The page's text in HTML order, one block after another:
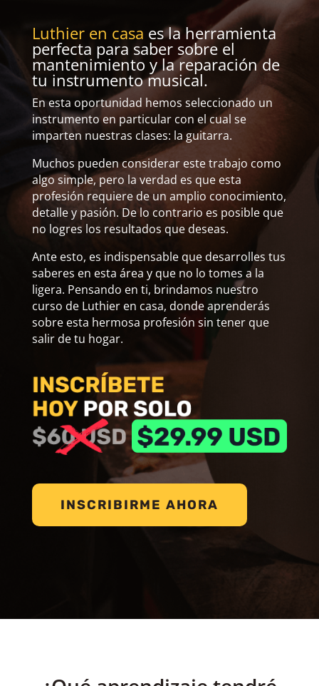
Luthier en casa es la herramienta
perfecta para saber sobre el
mantenimiento y la reparación de
tu instrumento musical.
En esta oportunidad hemos seleccionado un
instrumento en particular con el cual se
imparten nuestras clases: la guitarra.
Muchos pueden considerar este trabajo como
algo simple, pero la verdad es que esta
profesión requiere de un amplio conocimiento,
detalle y pasión. De lo contrario es posible que
no logres los resultados que deseas.
Ante esto, es indispensable que desarrolles tus
saberes en esta área y que no lo tomes a la
ligera. Pensando en ti, brindamos nuestro
curso de Luthier en casa, donde aprenderás
sobre esta hermosa profesión sin tener que
salir de tu hogar.
INSCRIBIRME AHORA